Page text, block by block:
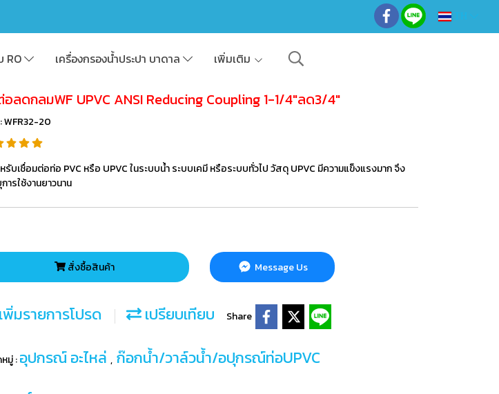
TH
RO เครื่องกรองน้ำประปา บาดาล เพิ่มเติม
ลดกลมWF UPVC ANSI Reducing Coupling 1-1/4"ลด3/4"
WFR32-20
รับเชื่อมต่อท่อ PVC หรือ UPVC ในระบบน้ำ ระบบเคมี หรือระบบทั่วไป วัสดุ UPVC มีความแข็งแรงมาก จึง
ารใช้งานยาวนาน
สั่งซื้อสินค้า Message Us
เพิ่มรายการโปรด เปรียบเทียบ Share
มู่ :อุปกรณ์ อะไหล่ , ก๊อกน้ำ/วาล์วน้ำ/อปุกรณ์ท่อUPVC